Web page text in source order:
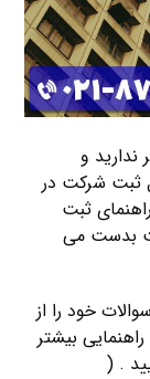
ندارید و
ثبت شرکت در
ثبت
بدست می
خود را از
بیشتر
. (